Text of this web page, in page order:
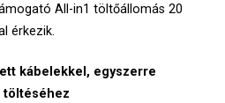
All-in1 töltőállomás 20
érkezik.
kábelekkel, egyszerre
töltéséhez